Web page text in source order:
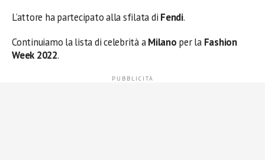
L’attore ha partecipato alla sfilata di Fendi.
Continuiamo la lista di celebrità aMilano per la Fashion
Week 2022.